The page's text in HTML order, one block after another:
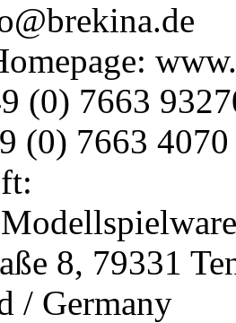
(0) 7663
(0) 7663 4070
8, 79331
/ Germany